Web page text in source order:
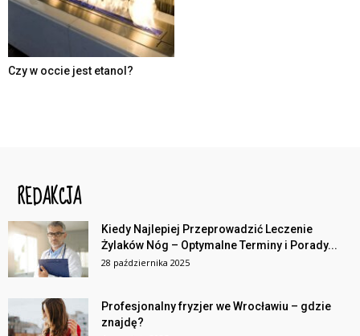
Czy w occie jest etanol?
REDAKCJA
Kiedy Najlepiej Przeprowadzić Leczenie
Żylaków Nóg – Optymalne Terminy i Porady...
28 października 2025
Profesjonalny fryzjer we Wrocławiu – gdzie
znajdę?